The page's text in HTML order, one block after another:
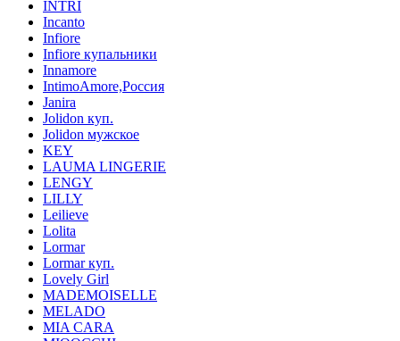
INTRI
Incanto
Infiore
Infiore купальники
Innamore
IntimoAmore,Россия
Janira
Jolidon куп.
Jolidon мужское
KEY
LAUMA LINGERIE
LENGY
LILLY
Leilieve
Lolita
Lormar
Lormar куп.
Lovely Girl
MADEMOISELLE
MELADO
MIA CARA